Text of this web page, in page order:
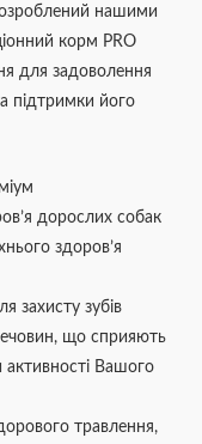
нашими
корм PRO
для задоволення
підтримки його
дорослих собак
здоров’я
захисту зубів
що сприяють
активності Вашого
травлення,